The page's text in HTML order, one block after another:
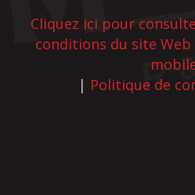
Cliquez ici pour
conditions du site
| Politique de